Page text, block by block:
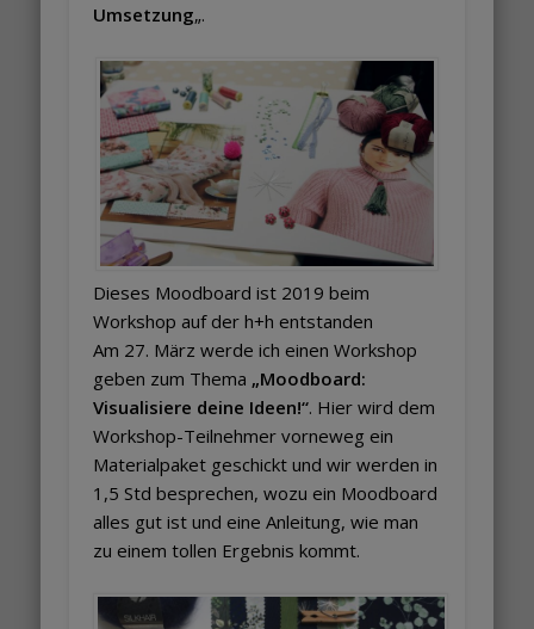
Umsetzung„.
Dieses Moodboard ist 2019 beim
Workshop auf der h+h entstanden
Am 27. März werde ich einen Workshop
geben zum Thema „Moodboard:
Visualisiere deine Ideen!“. Hier wird dem
Workshop-Teilnehmer vorneweg ein
Materialpaket geschickt und wir werden in
1,5 Std besprechen, wozu ein Moodboard
alles gut ist und eine Anleitung, wie man
zu einem tollen Ergebnis kommt.